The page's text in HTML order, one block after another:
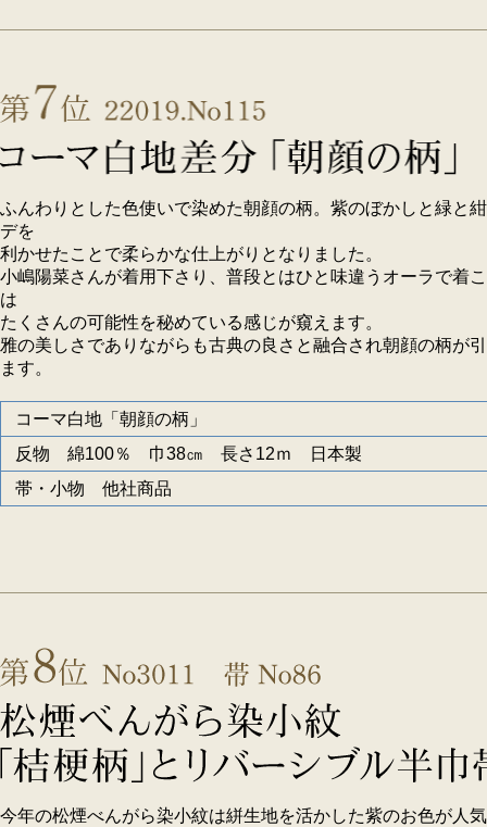
ふんわりとした色使いで染めた朝顔の柄。紫のぼかしと緑と
デを
利かせたことで柔らかな仕上がりとなりました。
小嶋陽菜さんが着用下さり、普段とはひと味違うオーラで着
は
たくさんの可能性を秘めている感じが窺えます。
雅の美しさでありながらも古典の良さと融合され朝顔の柄が
ます。
コーマ白地「朝顔の柄」
反物 綿100％ 巾38㎝ 長さ12ｍ 日本製
帯・小物 他社商品
今年の松煙べんがら染小紋は絣生地を活かした紫のお色が人